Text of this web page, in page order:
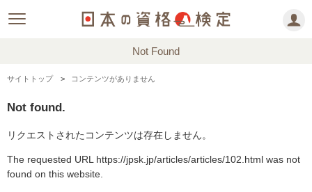
Not Found
サイトトップ コンテンツがありません
Not found.
リクエストされたコンテンツは存在しません。
The requested URL https://jpsk.jp/articles/articles/102.html was not
found on this website.